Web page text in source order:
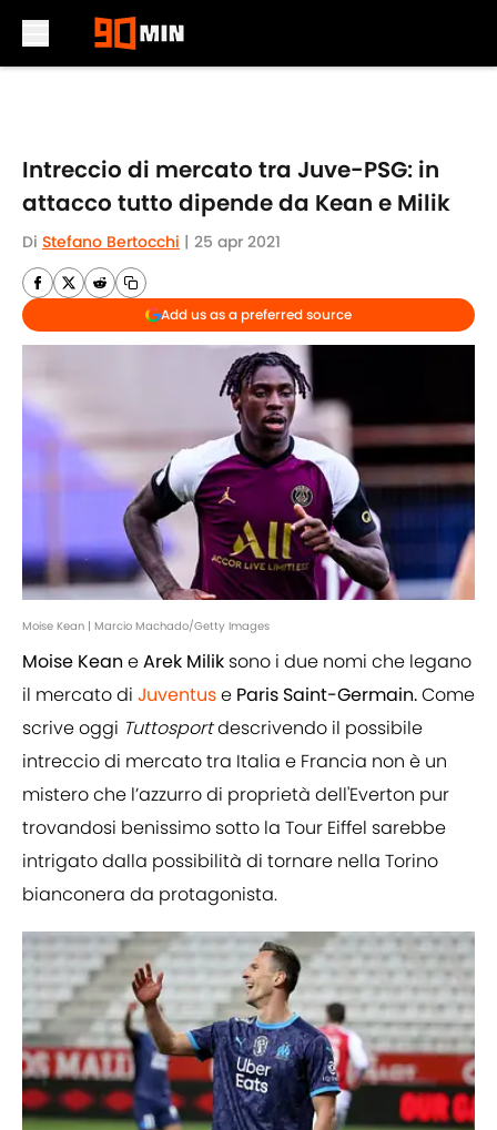
Intreccio di mercato tra Juve-PSG: in
attacco tutto dipende da Kean e Milik
Di Stefano Bertocchi | 25 apr 2021
Add us as a preferred source
Moise Kean | Marcio Machado/Getty Images
Moise Kean eArek Milik sono i due nomi che legano
il mercato di Juventuse Paris Saint-Germain.Come
scrive oggi Tuttosportdescrivendo il possibile
intreccio di mercato tra Italia e Francia non è un
mistero che l’azzurro di proprietà dell'Everton pur
trovandosi benissimo sotto la Tour Eiffel sarebbe
intrigato dalla possibilità di tornare nella Torino
bianconera da protagonista.